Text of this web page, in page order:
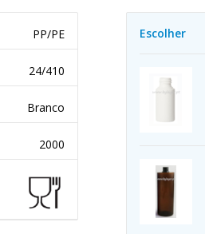
PP/PE
24/410
Branco
2000
Escolher